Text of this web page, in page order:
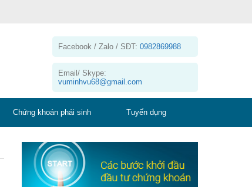
Facebook / Zalo / SĐT: 0982869988
Email/ Skype:
vuminhvu68@gmail.com
Chứng khoán phái sinh Tuyển dụng